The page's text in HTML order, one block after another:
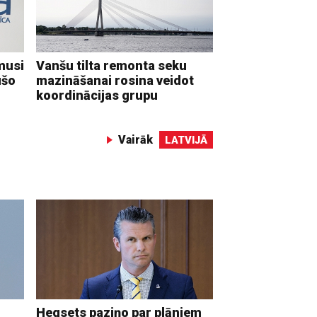
Vanšu tilta remonta seku
mazināšanai rosina veidot
koordinācijas grupu
Vairāk LATVIJĀ
Hegsets paziņo par plāniem